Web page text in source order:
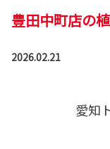
豊田中町店の
2026.02.21
愛知